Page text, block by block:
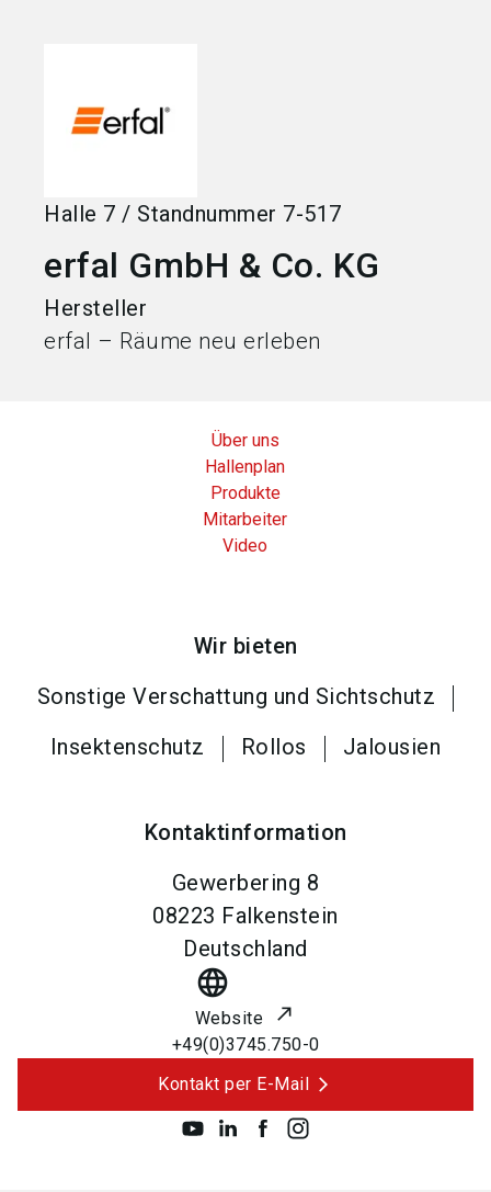
Halle 7 / Standnummer 7-517
erfal GmbH & Co. KG
Hersteller
erfal – Räume neu erleben
Über uns
Hallenplan
Produkte
Mitarbeiter
Video
Wir bieten
Sonstige Verschattung und Sichtschutz
Insektenschutz
Rollos Jalousien
Kontaktinformation
Gewerbering 8
08223 Falkenstein
Deutschland
language
Website
+49(0)3745.750-0
Kontakt per E-Mail